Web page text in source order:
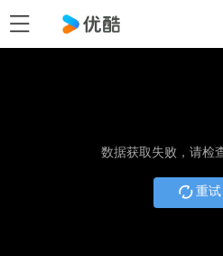
数据获取失败，请检
重试